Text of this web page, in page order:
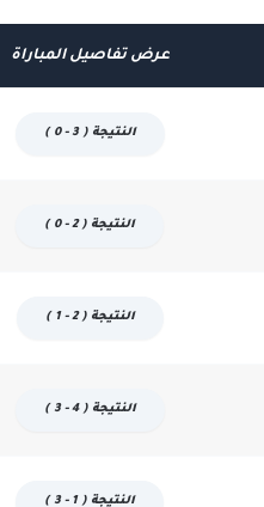
عرض تفاصيل المباراة
النتيجة ( 3 - 0 )
النتيجة ( 2 - 0 )
النتيجة ( 2 - 1 )
النتيجة ( 4 - 3 )
النتيجة ( 1 - 3 )